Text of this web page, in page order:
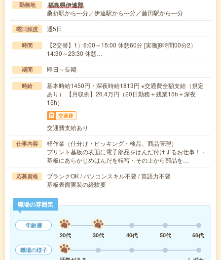
勤務地 福島県伊達郡
桑折駅から---分／伊達駅から---分／藤田駅から---分
曜日頻度 週5日
時間
【2交替】1）6:00～15:00 休憩60分 [実働]8時間00分2）
14:30～23:30 休憩…
期間 即日～長期
時給
基本時給1450円・深夜時給1813円 ※交通費全額支給（規定
あり） 【月収例】26.4万円（20日勤務＋残業15h＋深夜
15h）
交通費
交通費支給あり
仕事内容
軽作業（仕分け・ピッキング・検品、商品管理）
プリント基板の表面に電子部品をはんだ付けするお仕事！・
基板にあらかじめはんだを転写・その上から部品を…
応募資格
ブランクOK / パソコンスキル不要 / 英語力不要
基板表面実装の経験要
職場の雰囲気
年齢層
20代
30代 40代 50代
60代
職場の様子